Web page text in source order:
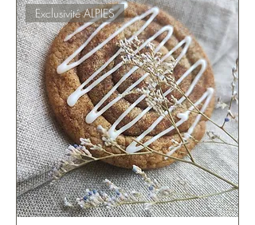
Exclusivité ALPIES